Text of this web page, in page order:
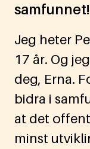
samfunnet!
Jeg heter
17 år. Og
deg, Erna.
bidra i
at det
minst